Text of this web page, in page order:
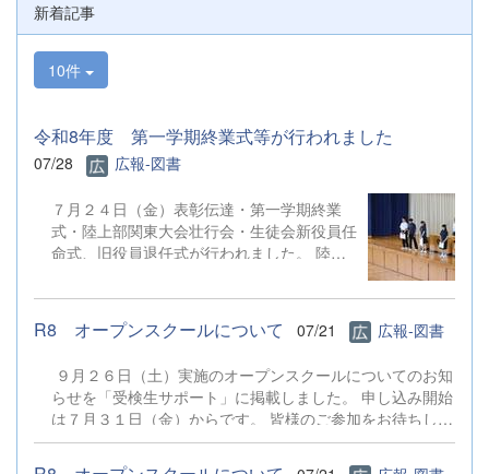
新着記事
10件
令和8年度 第一学期終業式等が行われました
07/28 広報-図書
７月２４日（金）表彰伝達・第一学期終業
式・陸上部関東大会壮行会・生徒会新役員任
命式、旧役員退任式が行われました。 陸上
拳法部、男子バスケットボール部が賞状を受
け取りました。 校
歌斉唱の後の校長式辞では、1学期の様々な
しい等の話、長い夏休み、「誠・明・健」の
校訓を意識した生活を心がけ安全・安心に過
ごし、無事に２学期に成長した姿を見せてほ
しい等のお話がありました。 引
R8 オープンスクールについて 07/21 広報-図書
９月２６日（土）実施のオープンスクールについてのお知
らせを「受検生サポート」に掲載しました。 申し込み開始
は７月３１日（金）からです。 皆様のご参加をお待ちして
おります。 ７月３０日（木）実施の学校説明会の申し込み
ではありませんのでご注意ください。 オープンスク